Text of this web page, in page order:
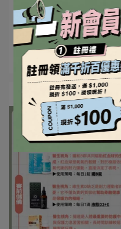
每年初夏野跑圈最狂的
【靠南越野】發起的《
閱讀更多 ->